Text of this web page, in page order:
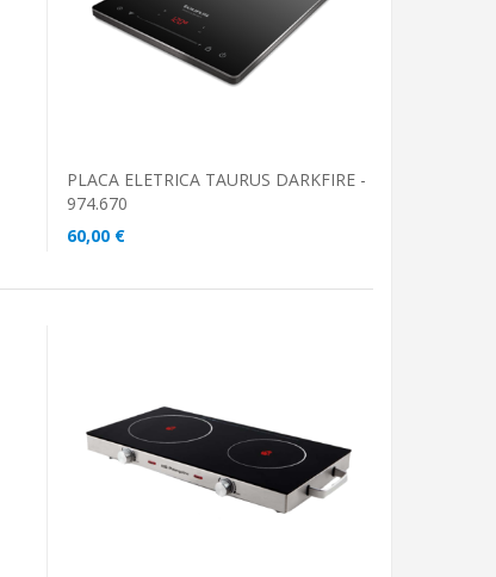
PLACA ELETRICA TAURUS DARKFIRE -
974.670
60,00 €
ADICIONAR AO CARRINHO